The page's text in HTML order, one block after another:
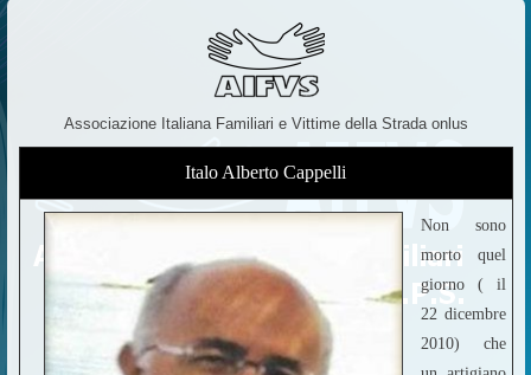
Associazione Italiana Familiari e Vittime della Strada onlus
Italo Alberto Cappelli
Non sono
morto quel
giorno ( il
22 dicembre
2010) che